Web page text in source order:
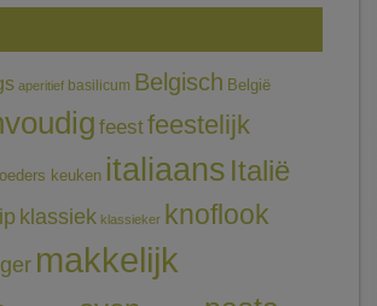
aperitief basilicum Belgisch België
feestfeestelijk
keuken italiaans Italië
klassiek klassieker knoflook
makkelijk